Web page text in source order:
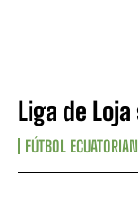
Liga de
FÚTBOL